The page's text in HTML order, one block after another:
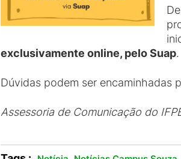
exclusivamente online, pelo Suap.
Dúvidas podem ser encaminhadas
Assessoria de Comunicação do